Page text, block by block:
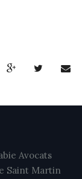
Avocats
Saint Martin